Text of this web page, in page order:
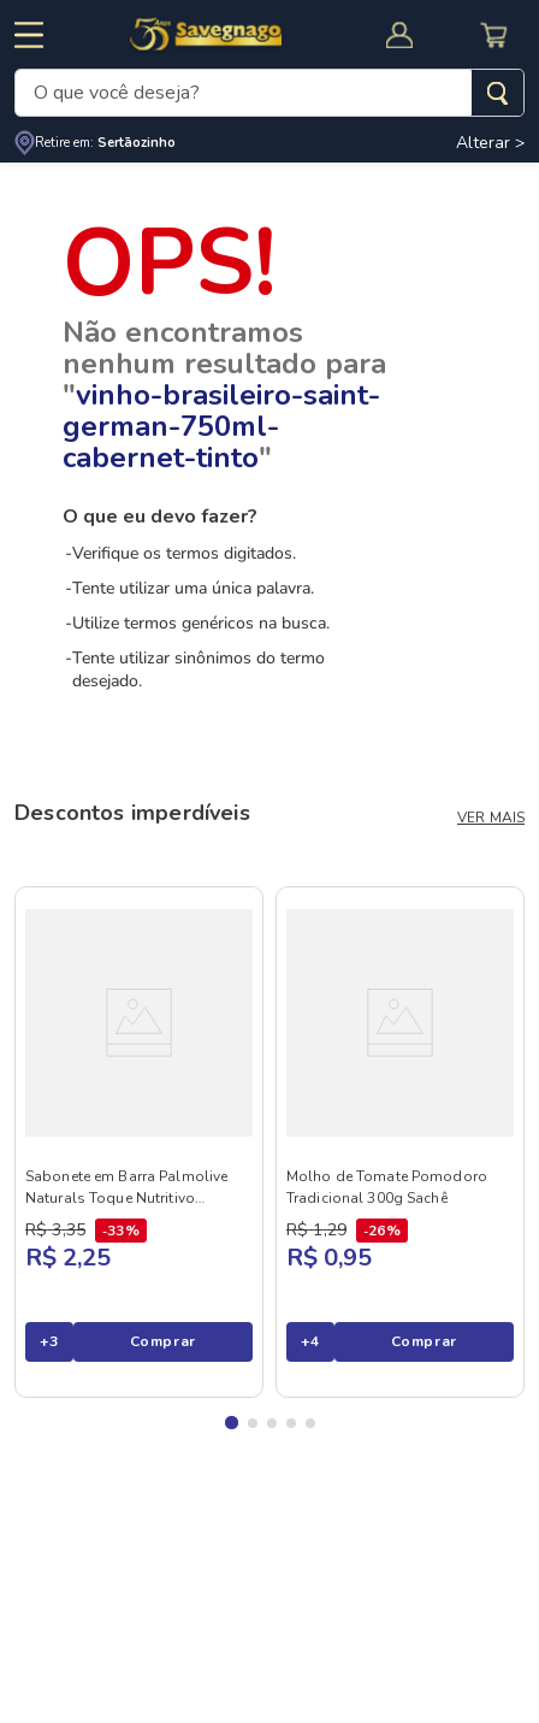
CUPOM DE DESCONTO
O que você deseja?
Retire em: Sertãozinho Alterar >
Não encontramos
nenhum resultado para
"vinho-brasileiro-saint-
german-750ml-
cabernet-tinto"
O que eu devo fazer?
Verifique os termos digitados.
Tente utilizar uma única palavra.
Utilize termos genéricos na busca.
Tente utilizar sinônimos do termo
desejado.
Descontos imperdíveis VER MAIS
Sabonete em Barra Palmolive
Naturals Toque Nutritivo
Framboesa e Amora 85g
R$ 3,35 33%
R$ 2,25
+3 Comprar
Molho de Tomate Pomodoro
Tradicional 300g Sachê
R$ 1,29 26%
R$ 0,95
+4 Comprar
Termos mais buscados
cafe
cerveja
carne
arroz